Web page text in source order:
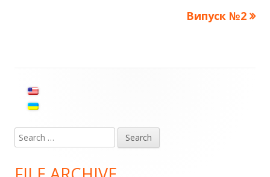
Next
Випуск №2
Main
Search
for: